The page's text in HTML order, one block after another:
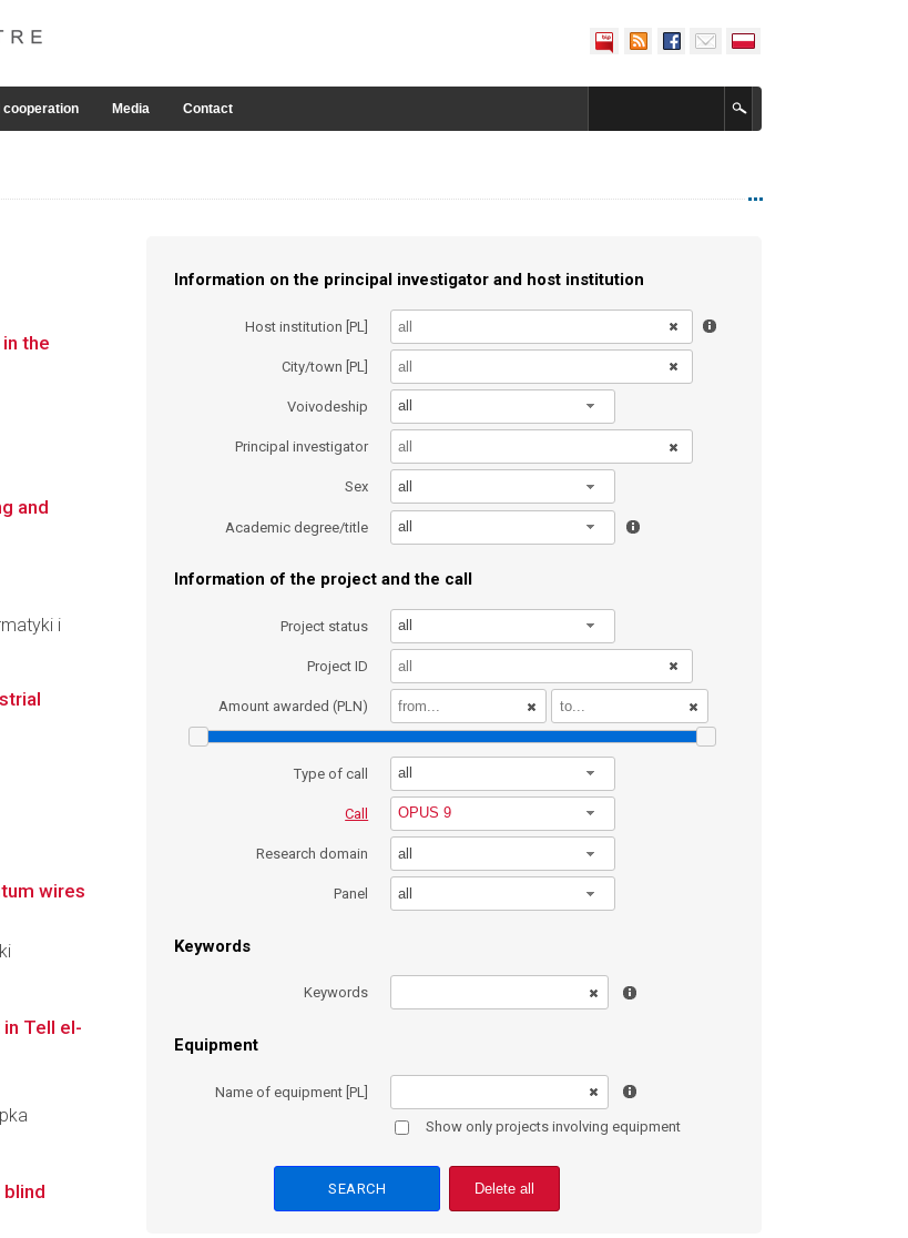
cooperation Media Contact
Information on the principal investigator and host institution
Host institution [PL]
City/town [PL]
Voivodeship all
Principal investigator
Sex all
Academic degree/title all
Information of the project and the call
Project status all
Project ID
Amount awarded (PLN)
Type of call all
Call OPUS 9
Research domain all
Panel all
Keywords
Keywords
Equipment
Name of equipment [PL]
Show only projects involving equipment
Delete all
the
and
i
wires
Tell el-